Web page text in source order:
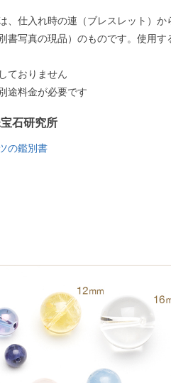
、仕入れ時の連（ブレスレット）か
書写真の現品）のものです。使用す
ておりません
途料金が必要です
石研究所
の鑑別書